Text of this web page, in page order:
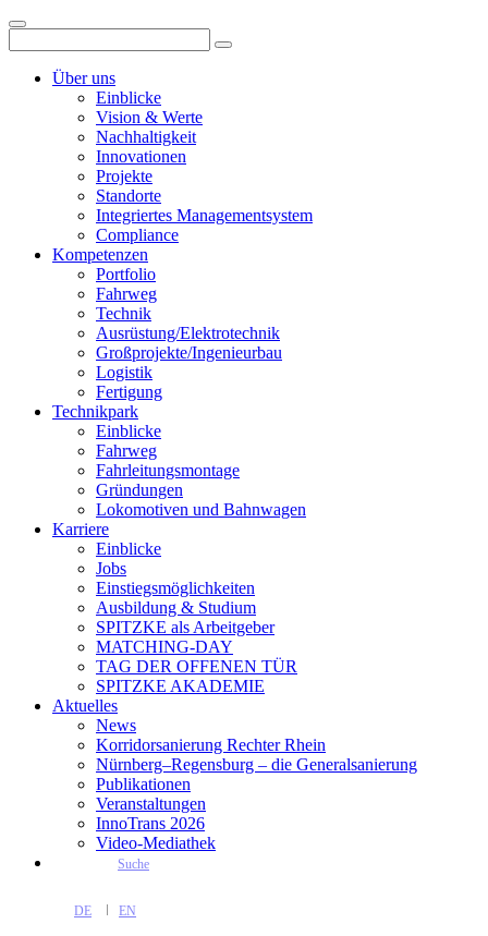
Über uns
Einblicke
Vision & Werte
Nachhaltigkeit
Innovationen
Projekte
Standorte
Integriertes Managementsystem
Compliance
Kompetenzen
Portfolio
Fahrweg
Technik
Ausrüstung/Elektrotechnik
Großprojekte/Ingenieurbau
Logistik
Fertigung
Technikpark
Einblicke
Fahrweg
Fahrleitungsmontage
Gründungen
Lokomotiven und Bahnwagen
Karriere
Einblicke
Jobs
Einstiegsmöglichkeiten
Ausbildung & Studium
SPITZKE als Arbeitgeber
MATCHING-DAY
TAG DER OFFENEN TÜR
SPITZKE AKADEMIE
Aktuelles
News
Korridorsanierung Rechter Rhein
Nürnberg–Regensburg – die Generalsanierung
Publikationen
Veranstaltungen
InnoTrans 2026
Video-Mediathek
Suche
DE EN